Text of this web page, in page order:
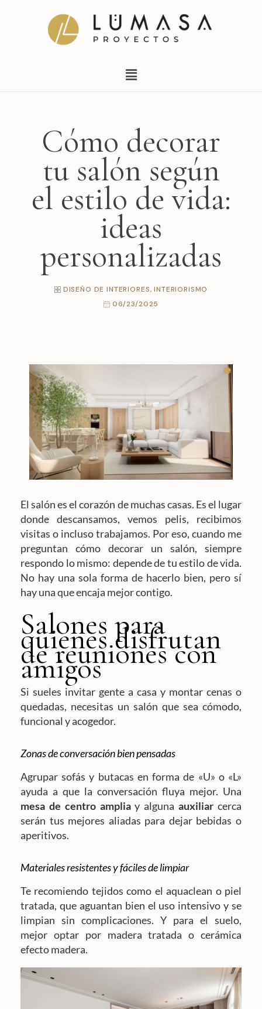
Menú
Cómo decorar
tu salón según
el estilo de vida:
ideas
personalizadas
DISEÑO DE INTERIORES,INTERIORISMO
06/23/2025
El salón es el corazón de muchas casas. Es el lugar
donde descansamos, vemos pelis, recibimos
visitas o incluso trabajamos. Por eso, cuando me
preguntan cómo decorar un salón, siempre
respondo lo mismo: depende de tu estilo de vida.
No hay una sola forma de hacerlo bien, pero sí
hay una que encaja mejor contigo.
Salones para
quienes disfrutan
de reuniones con
amigos
Si sueles invitar gente a casa y montar cenas o
quedadas, necesitas un salón que sea cómodo,
funcional y acogedor.
Zonas de conversación bien pensadas
Agrupar sofás y butacas en forma de «U» o «L»
ayuda a que la conversación fluya mejor. Una
mesa de centro ampliay algunaauxiliar cerca
serán tus mejores aliadas para dejar bebidas o
aperitivos.
Materiales resistentes y fáciles de limpiar
Te recomiendo tejidos como el aquaclean o piel
tratada, que aguantan bien el uso intensivo y se
limpian sin complicaciones. Y para el suelo,
mejor optar por madera tratada o cerámica
efecto madera.